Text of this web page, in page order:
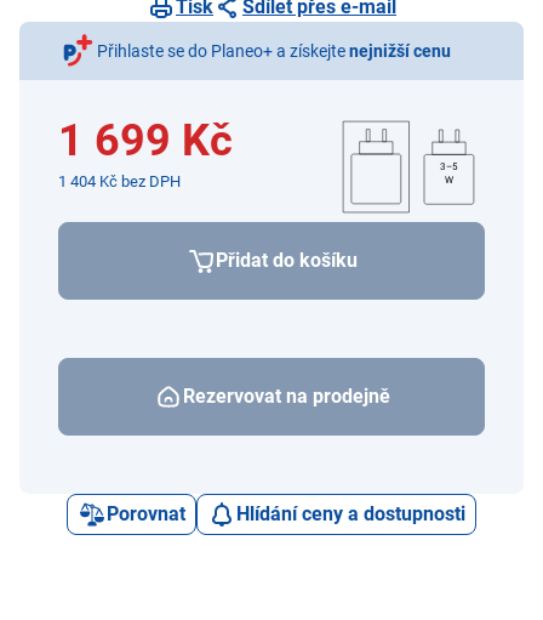
Tisk Sdílet přes e-mail
Přihlaste se do Planeo+ a získejtenejnižší cenu
1 699 Kč
1 404 Kč bez DPH
3–5
W
Přidat do košíku
Rezervovat na prodejně
Porovnat Hlídání ceny a dostupnosti